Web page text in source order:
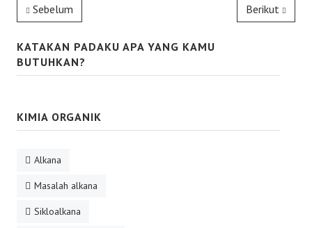
Sebelum Berikut
KATAKAN PADAKU APA YANG KAMU
BUTUHKAN?
KIMIA ORGANIK
Alkana
Masalah alkana
Sikloalkana